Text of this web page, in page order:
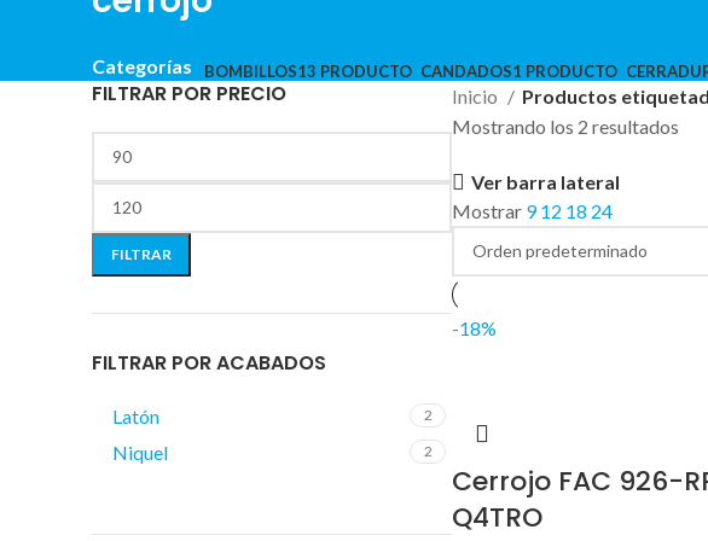
Categorías BOMBILLOS13 PRODUCTO CANDADOS1 PRODUCTO
FILTRAR POR PRECIO
FILTRAR
FILTRAR POR ACABADOS
Latón 2
Niquel 2
Inicio
Productos
Mostrando los 2 resultados
Ver barra lateral
Mostrar 912 18 24
-18%
Cerrojo FAC 926-
Q4TRO